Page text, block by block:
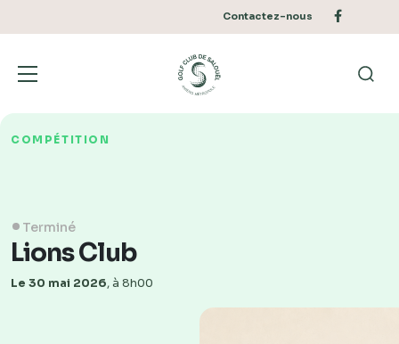
menu
Contactez-nous Facebook
UN
COMPÉTITION
Terminé
Lions Club
Le 30 mai 2026, à 8h00